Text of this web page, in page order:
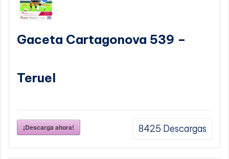
Gaceta Cartagonova 539 –
Teruel
¡Descarga ahora! 8425 Descargas